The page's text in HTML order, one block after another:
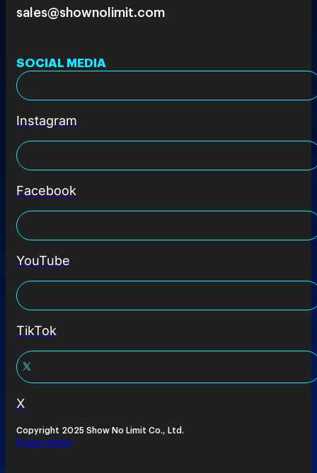
sales@shownolimit.com
SOCIAL MEDIA
Instagram
Facebook
YouTube
TikTok
X
Copyright 2025 Show No Limit Co., Ltd.
Privacy Policy